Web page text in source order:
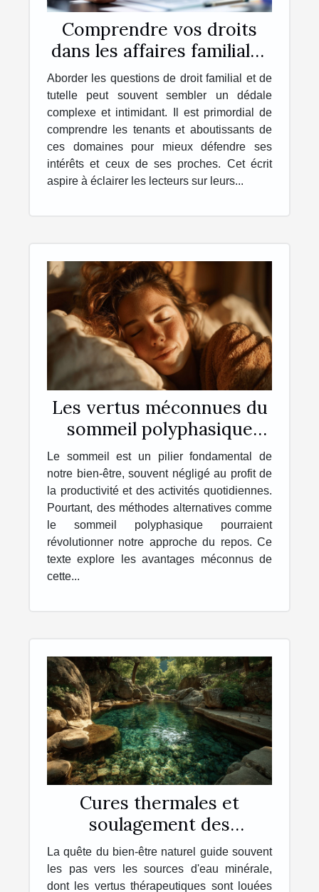
Comprendre vos droits
dans les affaires familiales
et de dépendance
Aborder les questions de droit familial et de
tutelle peut souvent sembler un dédale
complexe et intimidant. Il est primordial de
comprendre les tenants et aboutissants de
ces domaines pour mieux défendre ses
intérêts et ceux de ses proches. Cet écrit
aspire à éclairer les lecteurs sur leurs...
Les vertus méconnues du
sommeil polyphasique
Comment booster votre
énergie
Le sommeil est un pilier fondamental de
notre bien-être, souvent négligé au profit de
la productivité et des activités quotidiennes.
Pourtant, des méthodes alternatives comme
le sommeil polyphasique pourraient
révolutionner notre approche du repos. Ce
texte explore les avantages méconnus de
cette...
Cures thermales et
soulagement des
affections cutanées
Découvertes sur les
La quête du bien-être naturel guide souvent
les pas vers les sources d'eau minérale,
dont les vertus thérapeutiques sont louées